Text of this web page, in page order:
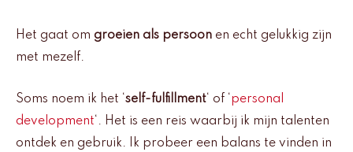
Het gaat om groeien als persoon en echt gelukkig zijn
met mezelf.
Soms noem ik het ‘ self-fulfillment ‘ of ‘ personal
development ‘. Het is een reis waarbij ik mijn talenten
ontdek en gebruik. Ik probeer een balans te vinden in